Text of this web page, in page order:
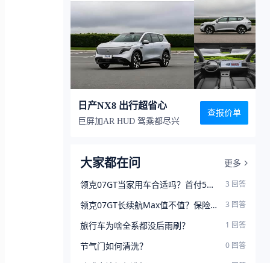
日产NX8 出行超省心
巨屏加AR HUD 驾乘都尽兴
查报价单
大家都在问
更多
领克07GT当家用车合适吗？首付5万
3 回答
领克07GT长续航Max值不值？保险和
3 回答
旅行车为啥全系都没后雨刷？ 1 回答
节气门如何清洗？ 0 回答